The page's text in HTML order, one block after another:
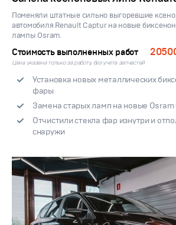
Поменяли штатные сильно выгоревшие
автомобиля Renault Captur на новые
лампы Osram.
Стоимость выполненных работ
Цена указана только за работу, без учета запчастей
Установка новых металлических
фары
Замена старых ламп на новые Osram
Отчистили стекла фар изнутри и
снаружи